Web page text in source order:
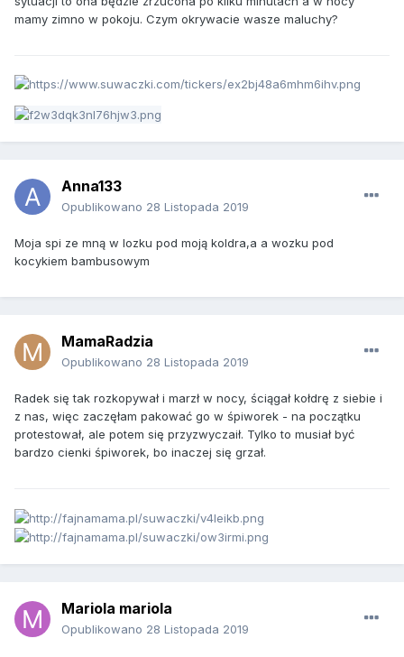
mamy zimno w pokoju. Czym okrywacie wasze maluchy?
Anna133
Opublikowano 28 Listopada 2019
Moja spi ze mną w lozku pod moją koldra,a a wozku pod
kocykiem bambusowym
MamaRadzia
Opublikowano 28 Listopada 2019
Radek się tak rozkopywał i marzł w nocy, ściągał kołdrę z siebie i
z nas, więc zaczęłam pakować go w śpiworek - na początku
protestował, ale potem się przyzwyczaił. Tylko to musiał być
bardzo cienki śpiworek, bo inaczej się grzał.
Mariola mariola
Opublikowano 28 Listopada 2019